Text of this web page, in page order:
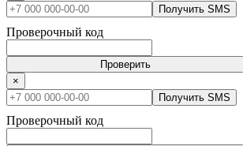
Получить SMS
Проверочный код
Проверить
×
Получить SMS
Проверочный код